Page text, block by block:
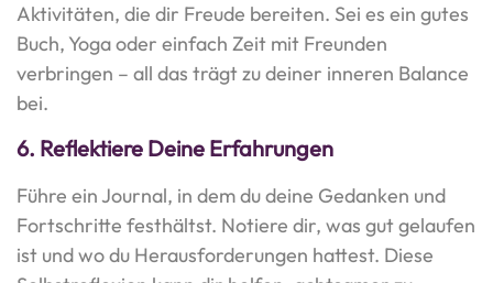
Aktivitäten, die dir Freude bereiten. Sei es ein gutes
Buch, Yoga oder einfach Zeit mit Freunden
verbringen – all das trägt zu deiner inneren Balance
bei.
6. Reflektiere Deine Erfahrungen
Führe ein Journal, in dem du deine Gedanken und
Fortschritte festhältst. Notiere dir, was gut gelaufen
ist und wo du Herausforderungen hattest. Diese